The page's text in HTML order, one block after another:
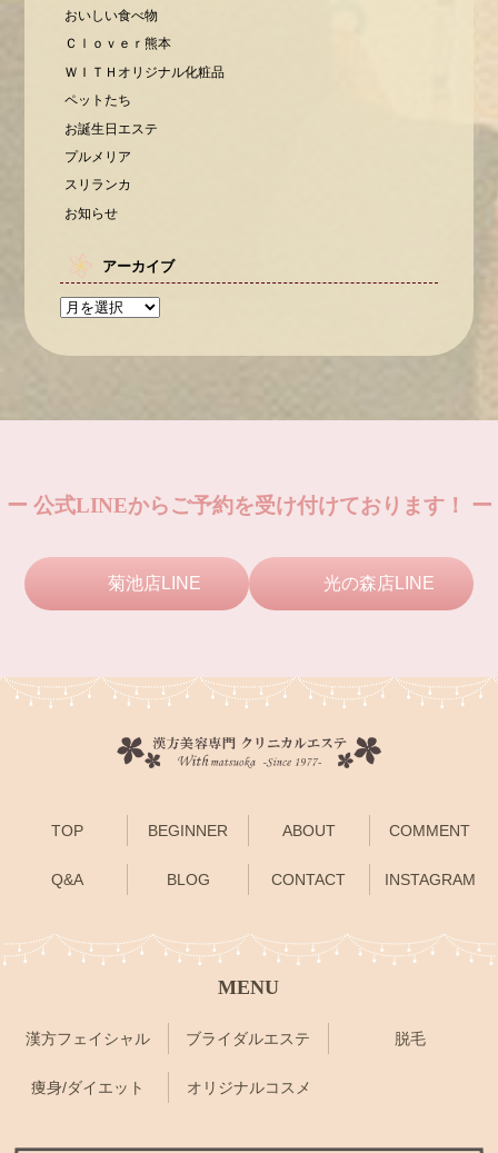
おいしい食べ物
Ｃｌｏｖｅｒ熊本
ＷＩＴＨオリジナル化粧品
ペットたち
お誕生日エステ
プルメリア
スリランカ
お知らせ
アーカイブ
ー 公式LINEからご予約を受け付けております！ ー
菊池店LINE 光の森店LINE
TOP BEGINNER ABOUT COMMENT
Q&A BLOG CONTACT INSTAGRAM
MENU
漢方フェイシャル ブライダルエステ 脱毛
痩身/ダイエット オリジナルコスメ